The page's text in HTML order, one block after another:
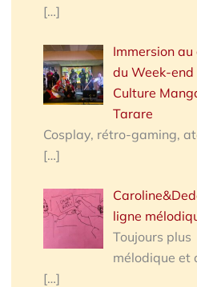
[…]
Immersion
du Week-end
Culture
Tarare
Cosplay, rétro-gaming,
[…]
ligne
Toujours plus
mélodique et
[…]